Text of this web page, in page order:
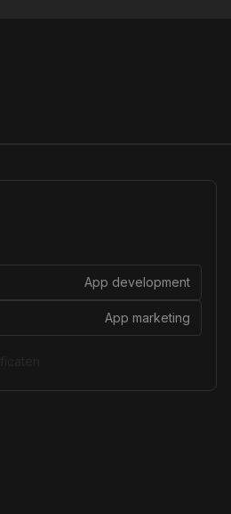
App development
App marketing